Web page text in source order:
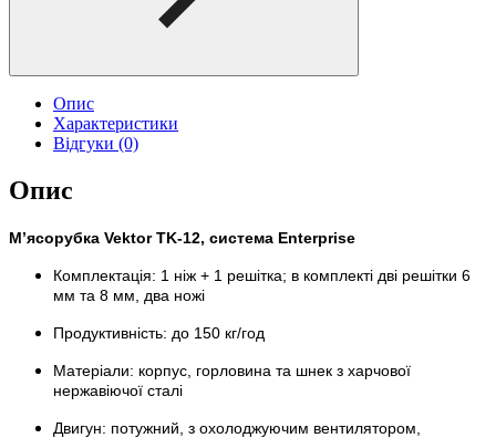
Опис
Характеристики
Відгуки (0)
Опис
М’ясорубка Vektor TK-12, система Enterprise
Комплектація: 1 ніж + 1 решітка; в комплекті дві решітки 6
мм та 8 мм, два ножі
Продуктивність: до 150 кг/год
Матеріали: корпус, горловина та шнек з харчової
нержавіючої сталі
Двигун: потужний, з охолоджуючим вентилятором,